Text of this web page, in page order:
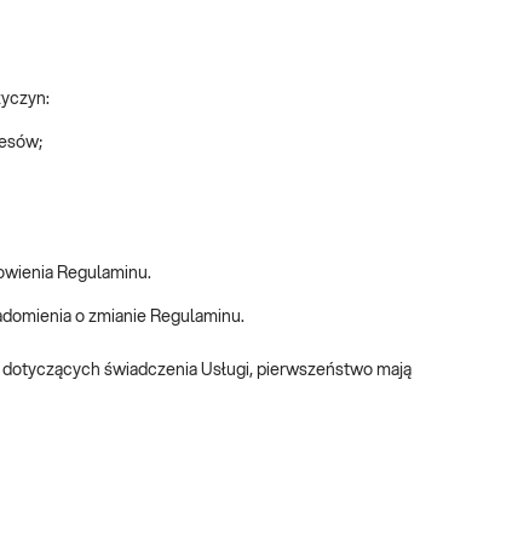
Regulaminu.
o zmianie Regulaminu.
świadczenia Usługi, pierwszeństwo mają